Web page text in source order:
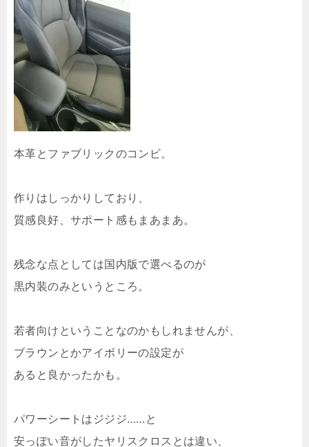
本革とファブリックのコンビ。
作りはしっかりしており、
質感良好、サポート感もまあまあ。
残念な点としては国内版で選べるのが
黒内装のみというところ。
若者向けということなのかもしれませんが、
ブラウンとかアイボリーの設定が
あると良かったかも。
パワーシートはジジジ……と
安っぽい音がしたヤリスクロスとは違い、